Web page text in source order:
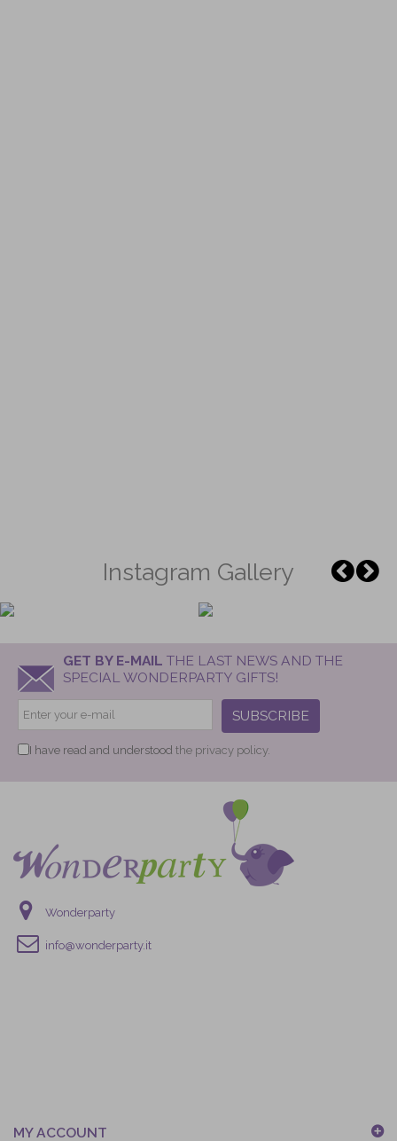
Instagram Gallery
GET BY E-MAIL THE LAST NEWS AND THE
SPECIAL WONDERPARTY GIFTS!
SUBSCRIBE
I have read and understood the privacy policy.
Wonderparty
info@wonderparty.it
MY ACCOUNT